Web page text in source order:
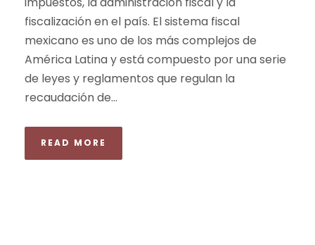
fiscalización en el país. El sistema fiscal
mexicano es uno de los más complejos de
América Latina y está compuesto por una serie
de leyes y reglamentos que regulan la
recaudación de...
READ MORE